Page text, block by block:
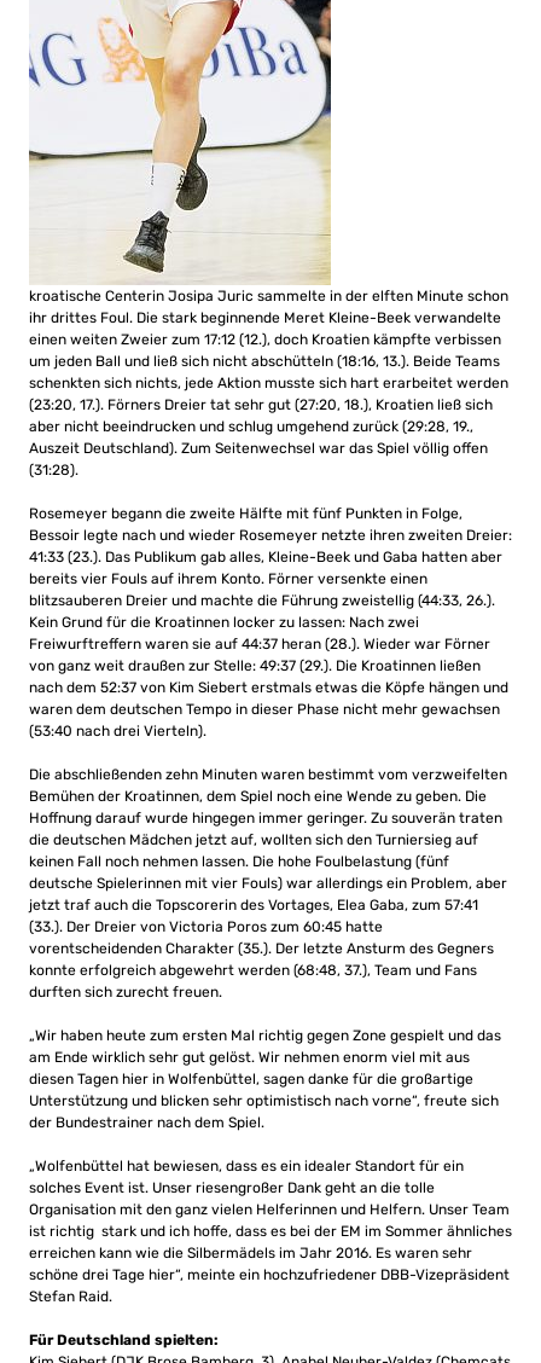
kroatische Centerin Josipa Juric sammelte in der elften Minute schon
ihr drittes Foul. Die stark beginnende Meret Kleine-Beek verwandelte
einen weiten Zweier zum 17:12 (12.), doch Kroatien kämpfte verbissen
um jeden Ball und ließ sich nicht abschütteln (18:16, 13.). Beide Teams
schenkten sich nichts, jede Aktion musste sich hart erarbeitet werden
(23:20, 17.). Förners Dreier tat sehr gut (27:20, 18.), Kroatien ließ sich
aber nicht beeindrucken und schlug umgehend zurück (29:28, 19.,
Auszeit Deutschland). Zum Seitenwechsel war das Spiel völlig offen
(31:28).
Rosemeyer begann die zweite Hälfte mit fünf Punkten in Folge,
Bessoir legte nach und wieder Rosemeyer netzte ihren zweiten Dreier:
41:33 (23.). Das Publikum gab alles, Kleine-Beek und Gaba hatten aber
bereits vier Fouls auf ihrem Konto. Förner versenkte einen
blitzsauberen Dreier und machte die Führung zweistellig (44:33, 26.).
Kein Grund für die Kroatinnen locker zu lassen: Nach zwei
Freiwurftreffern waren sie auf 44:37 heran (28.). Wieder war Förner
von ganz weit draußen zur Stelle: 49:37 (29.). Die Kroatinnen ließen
nach dem 52:37 von Kim Siebert erstmals etwas die Köpfe hängen und
waren dem deutschen Tempo in dieser Phase nicht mehr gewachsen
(53:40 nach drei Vierteln).
Die abschließenden zehn Minuten waren bestimmt vom verzweifelten
Bemühen der Kroatinnen, dem Spiel noch eine Wende zu geben. Die
Hoffnung darauf wurde hingegen immer geringer. Zu souverän traten
die deutschen Mädchen jetzt auf, wollten sich den Turniersieg auf
keinen Fall noch nehmen lassen. Die hohe Foulbelastung (fünf
deutsche Spielerinnen mit vier Fouls) war allerdings ein Problem, aber
jetzt traf auch die Topscorerin des Vortages, Elea Gaba, zum 57:41
(33.). Der Dreier von Victoria Poros zum 60:45 hatte
vorentscheidenden Charakter (35.). Der letzte Ansturm des Gegners
konnte erfolgreich abgewehrt werden (68:48, 37.), Team und Fans
durften sich zurecht freuen.
„Wir haben heute zum ersten Mal richtig gegen Zone gespielt und das
am Ende wirklich sehr gut gelöst. Wir nehmen enorm viel mit aus
diesen Tagen hier in Wolfenbüttel, sagen danke für die großartige
Unterstützung und blicken sehr optimistisch nach vorne“, freute sich
der Bundestrainer nach dem Spiel.
„Wolfenbüttel hat bewiesen, dass es ein idealer Standort für ein
solches Event ist. Unser riesengroßer Dank geht an die tolle
Organisation mit den ganz vielen Helferinnen und Helfern. Unser Team
ist richtig stark und ich hoffe, dass es bei der EM im Sommer ähnliches
erreichen kann wie die Silbermädels im Jahr 2016. Es waren sehr
schöne drei Tage hier“, meinte ein hochzufriedener DBB-Vizepräsident
Stefan Raid.
Für Deutschland spielten: